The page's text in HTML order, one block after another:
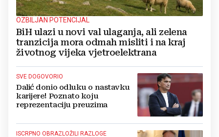
OZBILJAN POTENCIJAL
BiH ulazi u novi val ulaganja, ali zelena
tranzicija mora odmah misliti i na kraj
životnog vijeka vjetroelektrana
SVE DOGOVORIO
Dalić donio odluku o nastavku
karijere! Poznato koju
reprezentaciju preuzima
ISCRPNO OBRAZLOŽILI RAZLOGE